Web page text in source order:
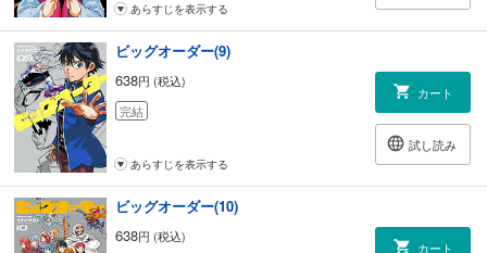
あらすじを表示する
ビッグオーダー(9)
638円 (税込)
完結
カート
試し読み
あらすじを表示する
ビッグオーダー(10)
638円 (税込)
カート